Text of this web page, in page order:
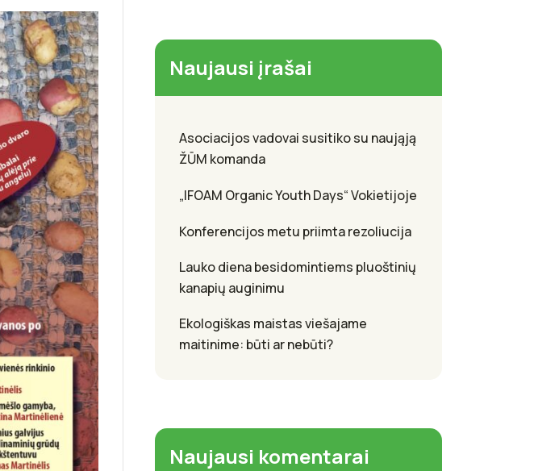
Naujausi įrašai
Asociacijos vadovai susitiko su naująją
ŽŪM komanda
„IFOAM Organic Youth Days“ Vokietijoje
Konferencijos metu priimta rezoliucija
Lauko diena besidomintiems pluoštinių
kanapių auginimu
Ekologiškas maistas viešajame
maitinime: būti ar nebūti?
Naujausi komentarai